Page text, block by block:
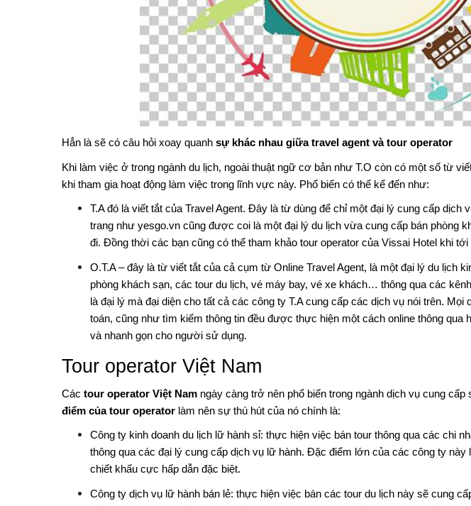
Hẳn là sẽ có câu hỏi xoay quanh sự khác nhau giữa travel agent và tour operator
Khi làm việc ở trong ngành du lịch, ngoài thuật ngữ cơ bản như T.O còn có một số từ
khi tham gia hoạt động làm việc trong lĩnh vực này. Phổ biến có thể kể đến như:
T.A đó là viết tắt của Travel Agent. Đây là từ dùng để chỉ một đại lý cung cấp dịch
trang như yesgo.vn cũng được coi là một đại lý du lịch vừa cung cấp bán phòng
đi. Đồng thời các bạn cũng có thể tham khảo tour operator của Vissai Hotel khi
O.T.A – đây là từ viết tắt của cả cụm từ Online Travel Agent, là một đại lý du lịch
phòng khách sạn, các tour du lịch, vé máy bay, vé xe khách… thông qua các
là đại lý mà đại diện cho tất cả các công ty T.A cung cấp các dịch vụ nói trên.
toán, cũng như tìm kiếm thông tin đều được thực hiện một cách online thông qua
và nhanh gọn cho người sử dụng.
Tour operator Việt Nam
Các tour operator Việt Nam ngày càng trở nên phổ biến trong ngành dịch vụ cung
điểm của tour operator làm nên sự thú hút của nó chính là:
Công ty kinh doanh du lịch lữ hành sỉ: thực hiện việc bán tour thông qua các chi
thông qua các đại lý cung cấp dịch vụ lữ hành. Đặc điểm lớn của các công ty
chiết khấu cực hấp dẫn đặc biệt.
Công ty dịch vụ lữ hành bán lẻ: thực hiện việc bán các tour du lịch này sẽ cung